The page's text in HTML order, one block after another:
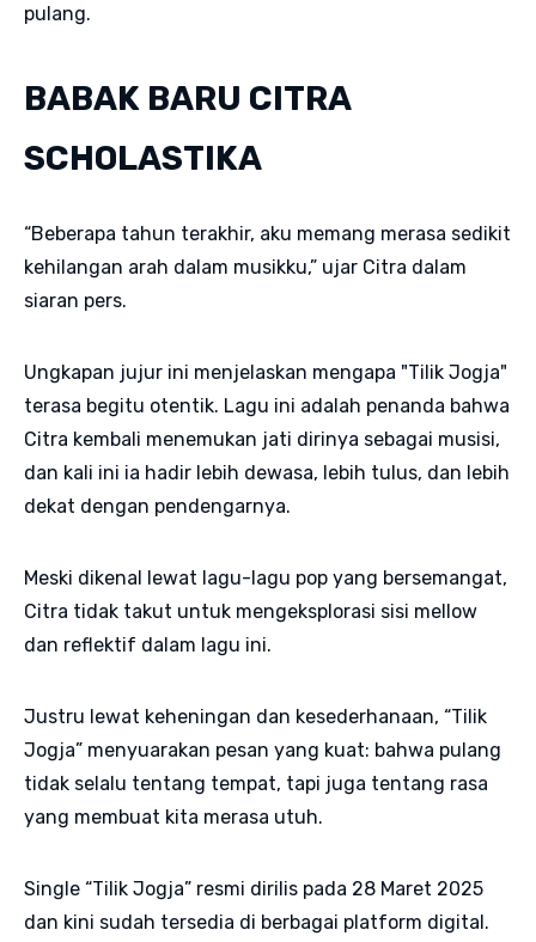
pulang.
BABAK BARU CITRA
SCHOLASTIKA
“Beberapa tahun terakhir, aku memang merasa sedikit
kehilangan arah dalam musikku,” ujar Citra dalam
siaran pers.
Ungkapan jujur ini menjelaskan mengapa "Tilik Jogja"
terasa begitu otentik. Lagu ini adalah penanda bahwa
Citra kembali menemukan jati dirinya sebagai musisi,
dan kali ini ia hadir lebih dewasa, lebih tulus, dan lebih
dekat dengan pendengarnya.
Meski dikenal lewat lagu-lagu pop yang bersemangat,
Citra tidak takut untuk mengeksplorasi sisi mellow
dan reflektif dalam lagu ini.
Justru lewat keheningan dan kesederhanaan, “Tilik
Jogja” menyuarakan pesan yang kuat: bahwa pulang
tidak selalu tentang tempat, tapi juga tentang rasa
yang membuat kita merasa utuh.
Single “Tilik Jogja” resmi dirilis pada 28 Maret 2025
dan kini sudah tersedia di berbagai platform digital.